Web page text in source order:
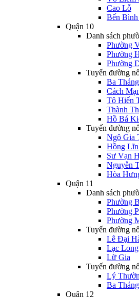
Cao Lỗ
Bến
Quận 10
Danh sách
Phường
Phường
Phường
Tuyến đường
Ba
Cách
Tô Hiến
Thành
Hồ Bá
Tuyến đường
Ngô Gia
Hồng
Sư Vạn
Nguyễn
Hòa
Quận 11
Danh sách
Phường
Phường
Phường
Tuyến đường
Lê Đại
Lạc
Lữ Gia
Tuyến đường
Lý
Ba
Quận 12